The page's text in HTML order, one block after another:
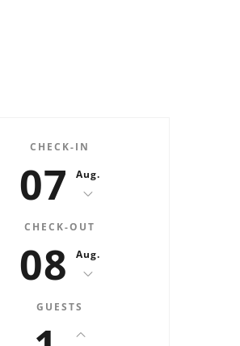
CHECK-IN
07 Aug.
CHECK-OUT
08 Aug.
GUESTS